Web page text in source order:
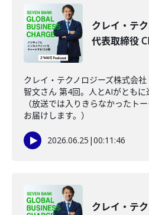
クレイ・テ
代表取締役
クレイ・テクノロジーズ株式会
智文さん 第4回。人とAIがとも
（放送では入りきらなかったト
お届けします。）
2026.06.25 |00:11:46
クレイ・テ